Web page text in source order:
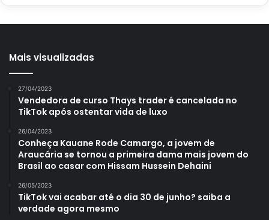
Mais visualizadas
27/04/2023
Vendedora de curso Thays trader é cancelada no
TikTok após ostentar vida de luxo
26/04/2023
Conheça Kauane Rode Camargo, a jovem de
Araucária se tornou a primeira dama mais jovem do
Brasil ao casar com Hissam Hussein Dehaini
26/05/2023
TikTok vai acabar até o dia 30 de junho? saiba a
verdade agora mesmo